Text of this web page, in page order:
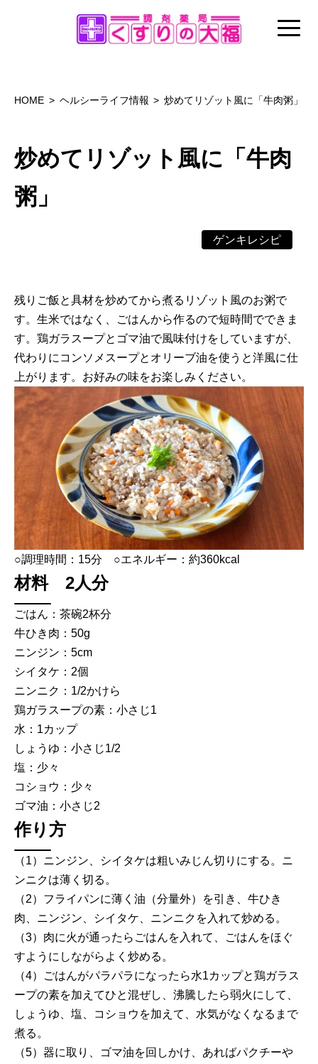
HOME ヘルシーライフ情報 炒めてリゾット風に「牛肉粥」
炒めてリゾット風に「牛肉
粥」
ゲンキレシピ
残りご飯と具材を炒めてから煮るリゾット風のお粥で
す。生米ではなく、ごはんから作るので短時間でできま
す。鶏ガラスープとゴマ油で風味付けをしていますが、
代わりにコンソメスープとオリーブ油を使うと洋風に仕
上がります。お好みの味をお楽しみください。
○調理時間：15分 ○エネルギー：約360kcal
材料 2人分
ごはん：茶碗2杯分
牛ひき肉：50g
ニンジン：5cm
シイタケ：2個
ニンニク：1/2かけら
鶏ガラスープの素：小さじ1
水：1カップ
しょうゆ：小さじ1/2
塩：少々
コショウ：少々
ゴマ油：小さじ2
作り方
（1）ニンジン、シイタケは粗いみじん切りにする。ニ
ンニクは薄く切る。
（2）フライパンに薄く油（分量外）を引き、牛ひき
肉、ニンジン、シイタケ、ニンニクを入れて炒める。
（3）肉に火が通ったらごはんを入れて、ごはんをほぐ
すようにしながらよく炒める。
（4）ごはんがパラパラになったら水1カップと鶏ガラス
ープの素を加えてひと混ぜし、沸騰したら弱火にして、
しょうゆ、塩、コショウを加えて、水気がなくなるまで
煮る。
（5）器に取り、ゴマ油を回しかけ、あればパクチーや